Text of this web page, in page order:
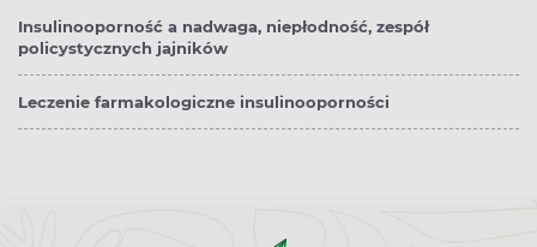
Insulinooporność a nadwaga, niepłodność, zespół
policystycznych jajników
Leczenie farmakologiczne insulinooporności